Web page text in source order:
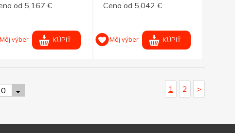
od 5,167 €
Môj výber KÚPIŤ
Cena od 5,042 €
Môj výber KÚPIŤ
1 2 >